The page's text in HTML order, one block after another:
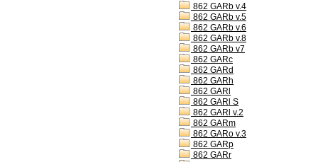
862 GARb v.4
862 GARb v.5
862 GARb v.6
862 GARb v.8
862 GARb v7
862 GARc
862 GARd
862 GARh
862 GARl
862 GARl S
862 GARl v.2
862 GARm
862 GARo v.3
862 GARp
862 GARr